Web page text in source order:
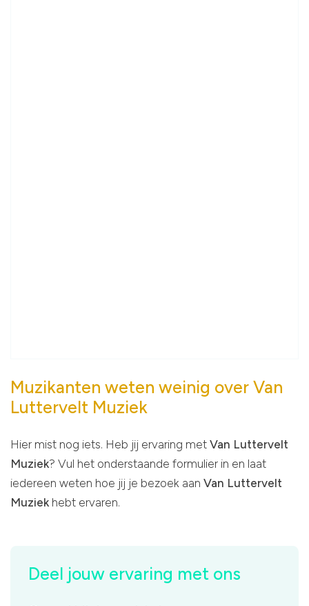
Muzikanten weten weinig over Van
Luttervelt Muziek
Hier mist nog iets. Heb jij ervaring met Van Luttervelt
Muziek? Vul het onderstaande formulier in en laat
iedereen weten hoe jij je bezoek aan Van Luttervelt
Muziek hebt ervaren.
Deel jouw ervaring met ons